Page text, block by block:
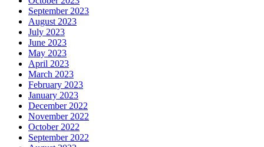
September 2023
August 2023
July 2023
June 2023
May 2023
April 2023
March 2023
February 2023
January 2023
December 2022
November 2022
October 2022
September 2022